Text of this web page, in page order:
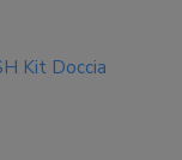
Kit Doccia